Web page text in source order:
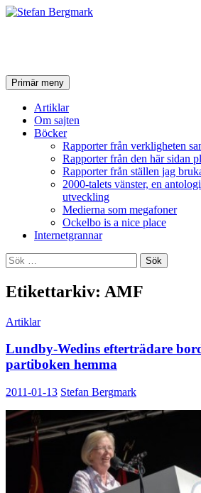
SökPrimär meny Hoppa
till
innehåll
Artiklar
Om sajten
Böcker
Rapporter från verkligheten
Rapporter från den här sidan
Rapporter från ställen jag
2000-talets vänster, en
utveckling
Medierna som megafoner
Ockelbo is a nice place
Internetgrannar
Sök
efter:
Etikettarkiv: AMF
Artiklar
Lundby-Wedins efterträdare
partiboken hemma
2011-01-13 Stefan Bergmark